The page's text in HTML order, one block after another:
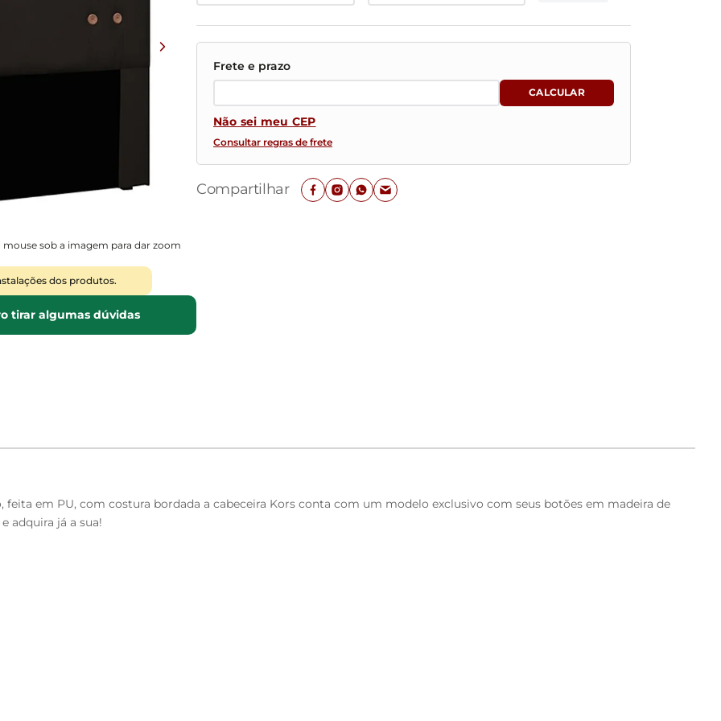
Baú Organizador
mouse sob a imagem para dar zoom
dos produtos.
tirar algumas dúvidas
Não sei meu CEP
Consultar regras de frete
Compartilhar
feita em PU, com costura bordada a cabeceira Kors conta com um modelo exclusivo com seus botões em madeira de
adquira já a sua!